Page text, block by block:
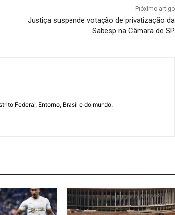
Próximo artigo
Justiça suspende votação de privatização da
Sabesp na Câmara de SP
Federal, Entorno, Brasíl e do mundo.